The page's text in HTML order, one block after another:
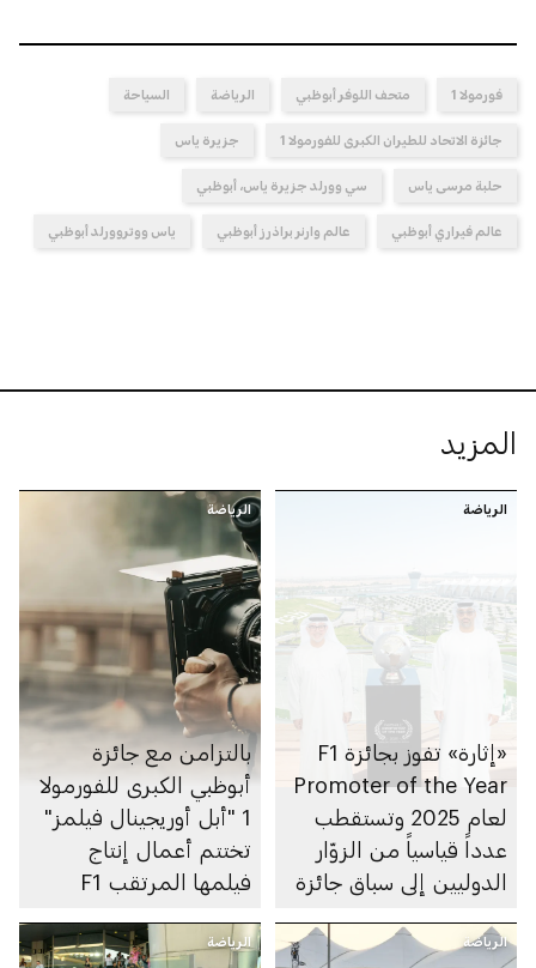
فورمولا 1 متحف اللوفر أبوظبي الرياضة السياحة
جائزة الاتحاد للطيران الكبرى للفورمولا 1 جزيرة ياس
حلبة مرسى ياس سي وورلد جزيرة ياس، أبوظبي
عالم فيراري أبوظبي عالم وارنر براذرز أبوظبي ياس ووتروورلد أبوظبي
المزيد
الرياضة
«إثارة» تفوز بجائزة F1
Promoter of the Year
لعام 2025 وتستقطب
عدداً قياسياً من الزوّار
الدوليين إلى سباق جائزة
للفورمولا 1 في أبوظبي
الرياضة
بالتزامن مع جائزة
أبوظبي الكبرى للفورمولا
1 "أبل أوريجينال فيلمز"
تختتم أعمال إنتاج
فيلمها المرتقب F1
الرياضة الرياضة